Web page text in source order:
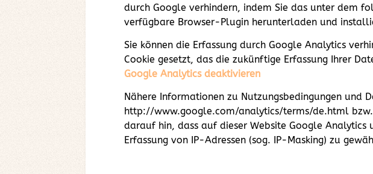
durch Google verhindern, indem Sie das unter dem
verfügbare Browser-Plugin herunterladen und
Sie können die Erfassung durch Google Analytics
Cookie gesetzt, das die zukünftige Erfassung Ihrer
Google Analytics deaktivieren
Nähere Informationen zu Nutzungsbedingungen und
http://www.google.com/analytics/terms/de.html
darauf hin, dass auf dieser Website Google
Erfassung von IP-Adressen (sog. IP-Masking) zu